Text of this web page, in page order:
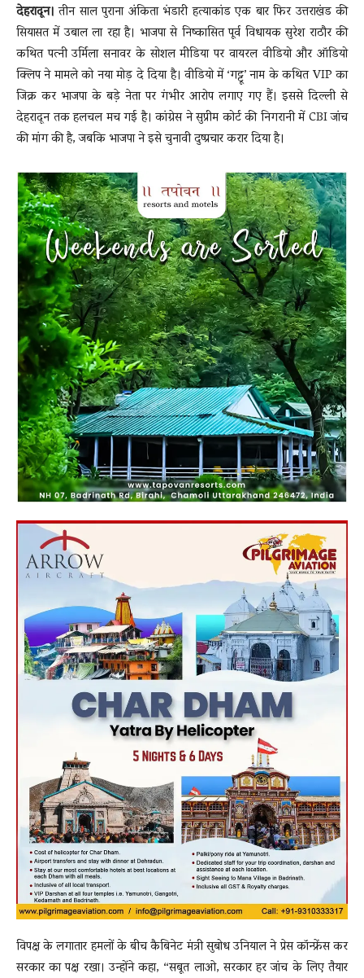
देहरादून।तीन साल पुराना अंकिता भंडारी हत्याकांड एक बार फिर उत्तराखंड की
सियासत में उबाल ला रहा है। भाजपा से निष्कासित पूर्व विधायक सुरेश राठौर की
कथित पत्नी उर्मिला सनावर के सोशल मीडिया पर वायरल वीडियो और ऑडियो
क्लिप ने मामले को नया मोड़ दे दिया है। वीडियो में ‘गट्टू’ नाम के कथित VIP का
जिक्र कर भाजपा के बड़े नेता पर गंभीर आरोप लगाए गए हैं। इससे दिल्ली से
देहरादून तक हलचल मच गई है। कांग्रेस ने सुप्रीम कोर्ट की निगरानी में CBI जांच
की मांग की है, जबकि भाजपा ने इसे चुनावी दुष्प्रचार करार दिया है।
विपक्ष के लगातार हमलों के बीच कैबिनेट मंत्री सुबोध उनियाल ने प्रेस कॉन्फ्रेंस कर
सरकार का पक्ष रखा। उन्होंने कहा, “सबूत लाओ, सरकार हर जांच के लिए तैयार